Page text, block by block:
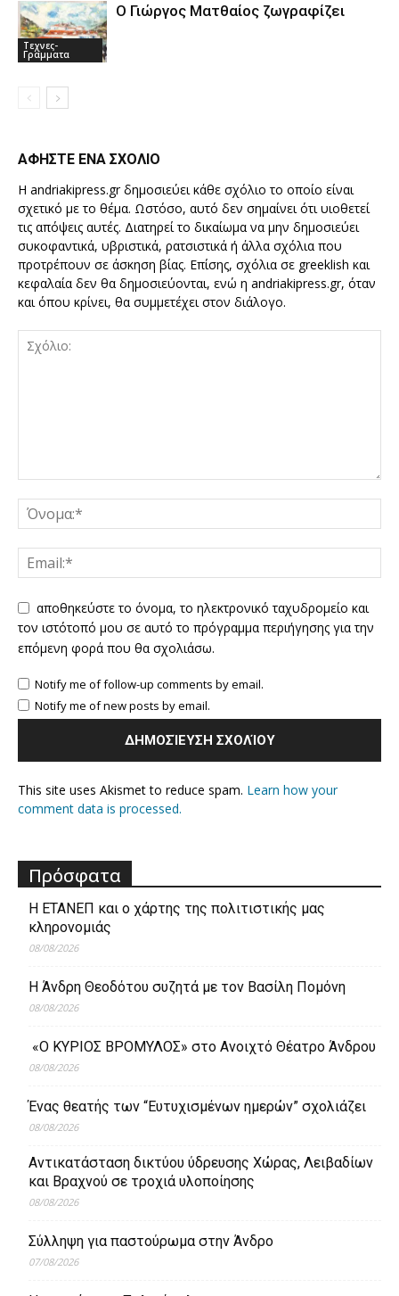
Τεχνες-
Γραμματα
Ο Γιώργος Ματθαίος ζωγραφίζει
ΑΦΗΣΤΕ ΕΝΑ ΣΧΟΛΙΟ
Η andriakipress.gr δημοσιεύει κάθε σχόλιο το οποίο είναι
σχετικό με το θέμα. Ωστόσο, αυτό δεν σημαίνει ότι υιοθετεί
τις απόψεις αυτές. Διατηρεί το δικαίωμα να μην δημοσιεύει
συκοφαντικά, υβριστικά, ρατσιστικά ή άλλα σχόλια που
προτρέπουν σε άσκηση βίας. Επίσης, σχόλια σε greeklish και
κεφαλαία δεν θα δημοσιεύονται, ενώ η andriakipress.gr, όταν
και όπου κρίνει, θα συμμετέχει στον διάλογο.
αποθηκεύστε το όνομα, το ηλεκτρονικό ταχυδρομείο και
τον ιστότοπό μου σε αυτό το πρόγραμμα περιήγησης για την
επόμενη φορά που θα σχολιάσω.
Notify me of follow-up comments by email.
Notify me of new posts by email.
This site uses Akismet to reduce spam. Learn how your
comment data is processed.
Πρόσφατα
Η ΕΤΑΝΕΠ και ο χάρτης της πολιτιστικής μας
κληρονομιάς
08/08/2026
Η Άνδρη Θεοδότου συζητά με τον Βασίλη Πομόνη
08/08/2026
«Ο ΚΥΡΙΟΣ ΒΡΟΜΥΛΟΣ» στο Ανοιχτό Θέατρο Άνδρου
08/08/2026
Ένας θεατής των “Ευτυχισμένων ημερών” σχολιάζει
08/08/2026
Aντικατάσταση δικτύου ύδρευσης Χώρας, Λειβαδίων
και Βραχνού σε τροχιά υλοποίησης
08/08/2026
Σύλληψη για παστούρωμα στην Άνδρο
07/08/2026